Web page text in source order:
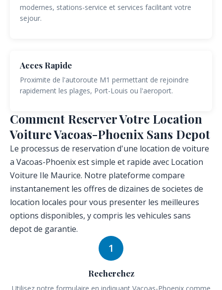
modernes, stations-service et services facilitant votre
sejour.
Acces Rapide
Proximite de l'autoroute M1 permettant de rejoindre
rapidement les plages, Port-Louis ou l'aeroport.
Comment Reserver Votre Location
Voiture Vacoas-Phoenix Sans Depot
Le processus de reservation d'une location de voiture
a Vacoas-Phoenix est simple et rapide avec Location
Voiture Ile Maurice. Notre plateforme compare
instantanement les offres de dizaines de societes de
location locales pour vous presenter les meilleures
options disponibles, y compris les vehicules sans
depot de garantie.
1
Recherchez